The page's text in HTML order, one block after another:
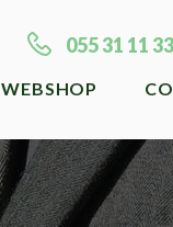
055 31 11 33
WEBSHOP